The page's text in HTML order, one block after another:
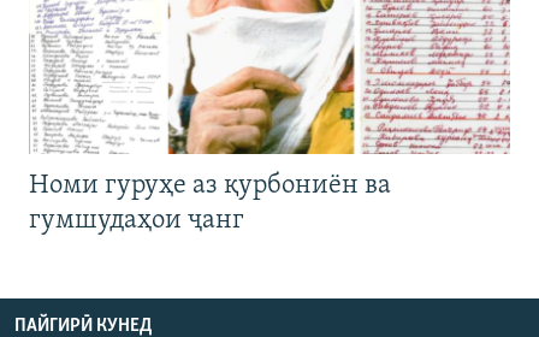
Номи гуруҳе аз қурбониён ва
гумшудаҳои ҷанг
ПАЙГИРӢ КУНЕД